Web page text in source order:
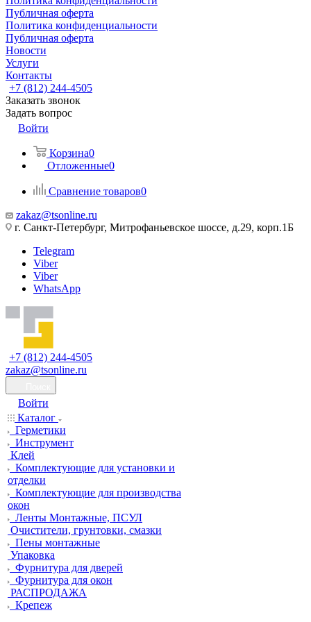
Публичная оферта
Политика конфиденциальности
Публичная оферта
Новости
Услуги
Контакты
+7 (812) 244-4505
Заказать звонок
Задать вопрос
Войти
Корзина0
Отложенные0
Сравнение товаров0
zakaz@tsonline.ru
г. Санкт-Петербург, Митрофаньевское шоссе, д.29, корп.1Б
Telegram
Viber
Viber
WhatsApp
+7 (812) 244-4505
zakaz@tsonline.ru
Войти
Каталог
Герметики
Инструмент
Клей
Комплектующие для установки и
отделки
Комплектующие для производства
окон
Ленты Монтажные, ПСУЛ
Очистители, грунтовки, смазки
Пены монтажные
Упаковка
Фурнитура для дверей
Фурнитура для окон
РАСПРОДАЖА
Крепеж